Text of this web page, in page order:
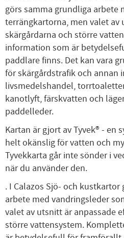
görs samma grundliga arbete
terrängkartorna, men valet av
skärgårdarna och större
information som är
paddlare finns. Det kan vara
för skärgårdstrafik och annan
livsmedelshandel,
kanotlyft, färskvatten och
paddelleder.
Kartan är gjort av Tyvek® - en
helt okänslig för vatten och
Tyvekkarta går inte sönder i
när du använder den.
. I Calazos Sjö- och
arbete med vandringsleder
valet av utsnitt är anpassade
större vattensystem.